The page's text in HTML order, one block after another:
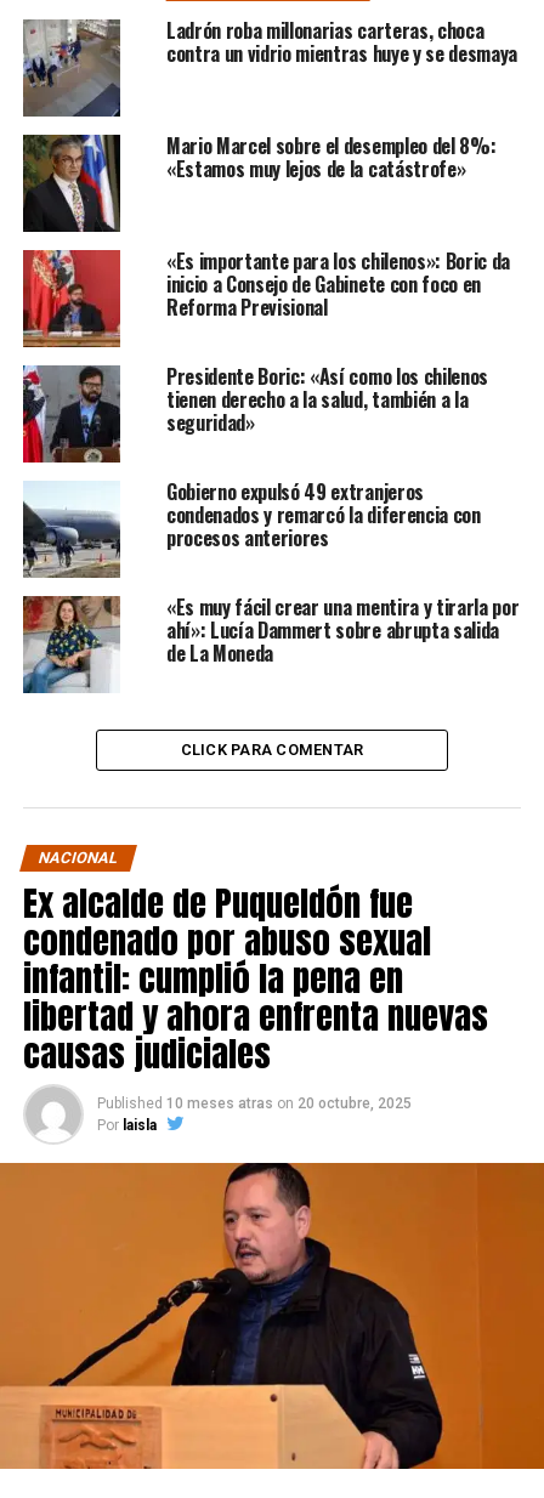
Ladrón roba millonarias carteras, choca
contra un vidrio mientras huye y se desmaya
Mario Marcel sobre el desempleo del 8%:
«Estamos muy lejos de la catástrofe»
«Es importante para los chilenos»: Boric da
inicio a Consejo de Gabinete con foco en
Reforma Previsional
Presidente Boric: «Así como los chilenos
tienen derecho a la salud, también a la
seguridad»
Gobierno expulsó 49 extranjeros
condenados y remarcó la diferencia con
procesos anteriores
«Es muy fácil crear una mentira y tirarla por
ahí»: Lucía Dammert sobre abrupta salida
de La Moneda
CLICK PARA COMENTAR
NACIONAL
Ex alcalde de Puqueldón fue
condenado por abuso sexual
infantil: cumplió la pena en
libertad y ahora enfrenta nuevas
causas judiciales
Published 10 meses atras on 20 octubre, 2025
Por laisla